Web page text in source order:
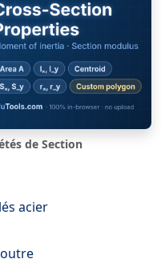
de Section
acier